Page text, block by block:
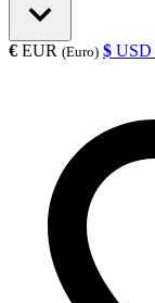
€ EUR (Euro) $ USD